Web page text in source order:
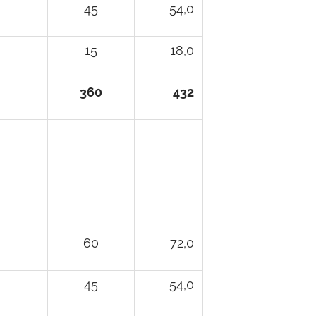
45 54,0
15 18,0
360 432
60 72,0
45 54,0